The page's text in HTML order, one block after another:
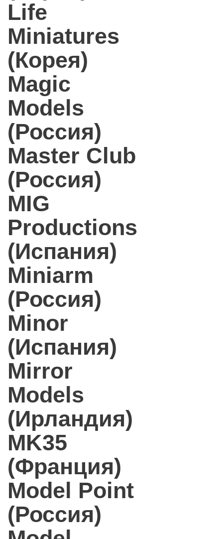
Life
Miniatures
(Корея)
Magic
Models
(Россия)
Master Club
(Россия)
MIG
Productions
(Испания)
Miniarm
(Россия)
Minor
(Испания)
Mirror
Models
(Ирландия)
MK35
(Франция)
Model Point
(Россия)